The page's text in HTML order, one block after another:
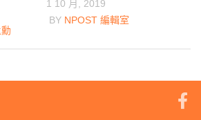
1 10 月, 2019
BY NPOST 編輯室